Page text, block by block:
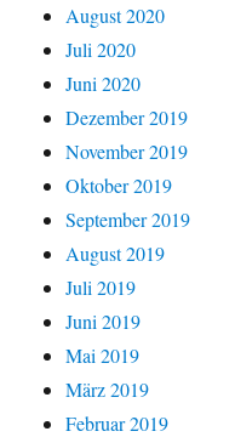
August 2020
Juli 2020
Juni 2020
Dezember 2019
November 2019
Oktober 2019
September 2019
August 2019
Juli 2019
Juni 2019
Mai 2019
März 2019
Februar 2019